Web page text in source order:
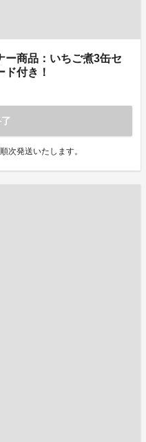
ー商品：いちご煮3缶セ
付き！
次発送いたします。